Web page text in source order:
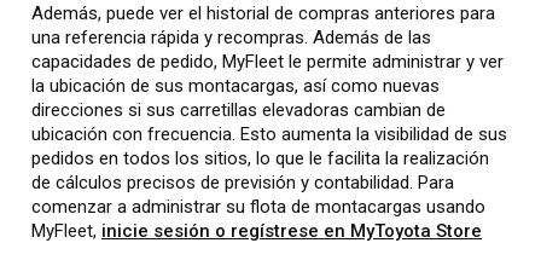
Además, puede ver el historial de compras anteriores para
una referencia rápida y recompras. Además de las
capacidades de pedido, MyFleet le permite administrar y ver
la ubicación de sus montacargas, así como nuevas
direcciones si sus carretillas elevadoras cambian de
ubicación con frecuencia. Esto aumenta la visibilidad de sus
pedidos en todos los sitios, lo que le facilita la realización
de cálculos precisos de previsión y contabilidad. Para
comenzar a administrar su flota de montacargas usando
MyFleet, inicie sesión o regístrese en MyToyota Store